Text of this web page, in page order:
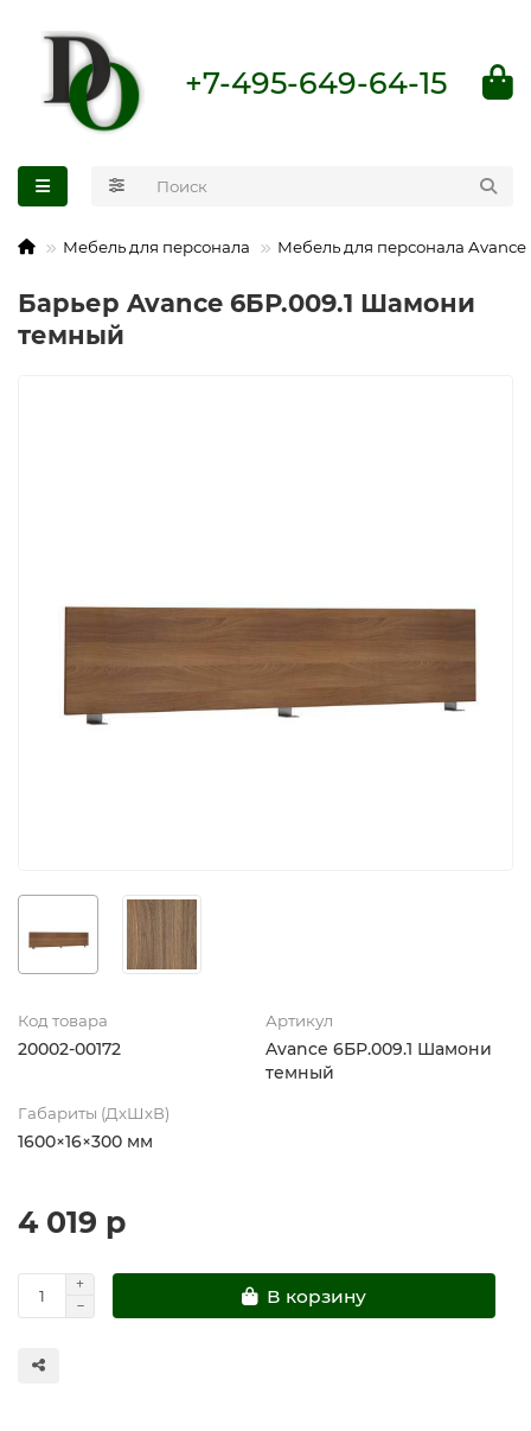
+7-495-649-64-15
Мебель для персонала Мебель для персонала Avance
Барьер Avance 6БР.009.1 Шамони
темный
Код товара
20002-00172
Артикул
Avance 6БР.009.1 Шамони
темный
Габариты (ДхШхВ)
1600×16×300 мм
4 019 р
В корзину